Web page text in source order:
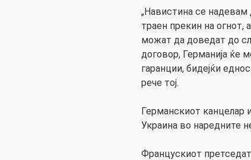
„Навистина се
траен прекин на огнот,
можат да доведат до
договор, Германија ќе
гаранции, бидејќи
рече тој.
Германскиот канцелар
Украина во наредните
Францускиот